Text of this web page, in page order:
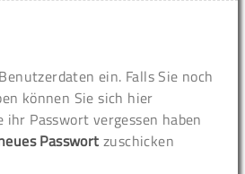
ein. Falls Sie noch
können Sie sich hier
ihr Passwort vergessen haben
Passwort zuschicken